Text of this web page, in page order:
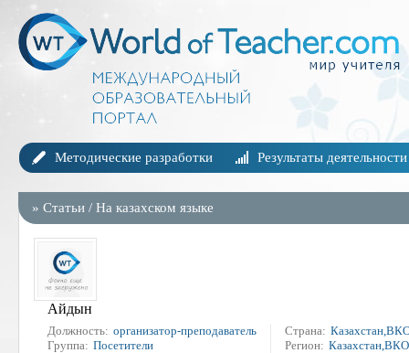
Методические разработки Результаты деятельности
» Статьи / На казахском языке
Айдын
Должность: организатор-преподаватель
Группа: Посетители
Страна:
Регион: